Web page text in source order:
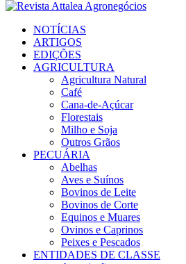
NOTÍCIAS
ARTIGOS
EDIÇÕES
AGRICULTURA
Agricultura Natural
Café
Cana-de-Açúcar
Florestais
Milho e Soja
Outros Grãos
PECUÁRIA
Abelhas
Aves e Suínos
Bovinos de Leite
Bovinos de Corte
Equinos e Muares
Ovinos e Caprinos
Peixes e Pescados
ENTIDADES DE CLASSE